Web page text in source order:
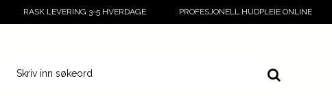
RASK LEVERING 3-5 HVERDAGE PROFESJONELL HUDPLEIE ONLINE